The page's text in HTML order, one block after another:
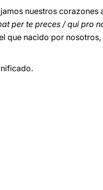
nuestros corazones
per te preces / qui pro
que nacido por nosotros,